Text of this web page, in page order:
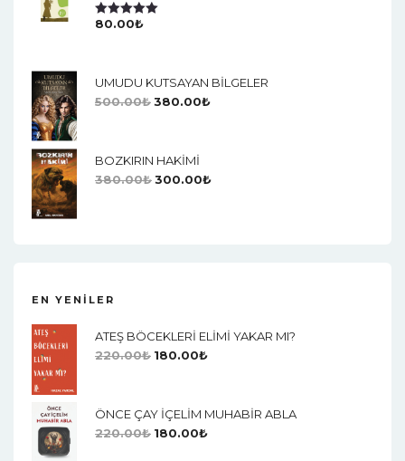
5 Üzerinden
80.00₺
UMUDU KUTSAYAN BİLGELER
500.00₺380.00₺
BOZKIRIN HAKİMİ
380.00₺300.00₺
EN YENILER
ATEŞ BÖCEKLERİ ELİMİ YAKAR MI?
220.00₺ 180.00₺
ÖNCE ÇAY İÇELİM MUHABİR ABLA
220.00₺ 180.00₺